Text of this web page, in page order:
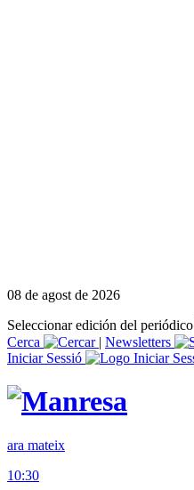
08 de agost de 2026
Seleccionar edición del periódico
Cerca
| Newsletters
Iniciar Sessió
ara mateix
10:30